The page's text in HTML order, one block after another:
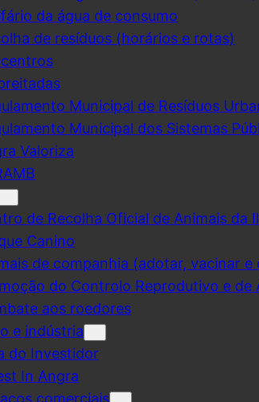
da água de consumo
de resíduos (horários e rotas)
Municipal de Resíduos
Municipal dos Sistemas
Valoriza
de Recolha Oficial de Animais da
Canino
de companhia (adotar, vacinar e
do Controlo Reprodutivo e de
aos roedores
e indústria
do Investidor
In Angra
comerciais